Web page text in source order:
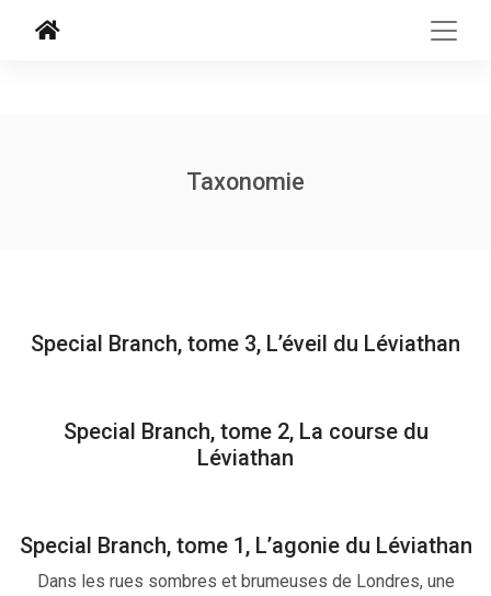
Taxonomie
Special Branch, tome 3, L’éveil du Léviathan
Special Branch, tome 2, La course du
Léviathan
Special Branch, tome 1, L’agonie du Léviathan
Dans les rues sombres et brumeuses de Londres, une